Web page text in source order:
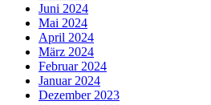
Juni 2024
Mai 2024
April 2024
März 2024
Februar 2024
Januar 2024
Dezember 2023